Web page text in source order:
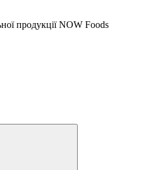
продукції NOW Foods